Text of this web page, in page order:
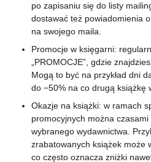
po zapisaniu się do listy
dostawać też powiadomienia
na swojego maila.
Promocje w księgarni:
„PROMOCJE”, gdzie
Mogą to być na przykład dni
do −50% na co drugą książkę
Okazje na książki: w ramach
promocyjnych można
wybranego wydawnictwa.
zrabatowanych książek może
co często oznacza zniżki